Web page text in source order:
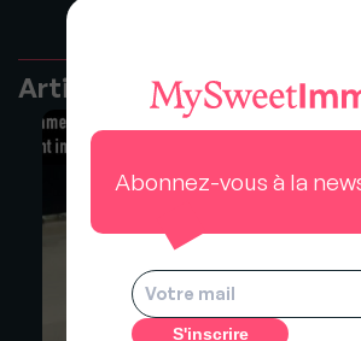
Articles recommandés
Abonnez-vous à la